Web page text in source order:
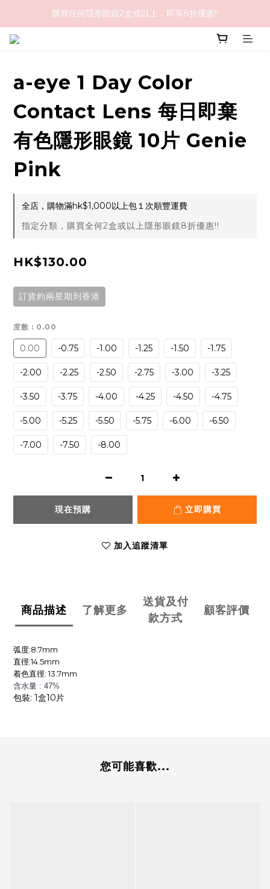
購物滿HK$1,000免順豐運費
購買任何隱形眼鏡2盒或以上，即享8折優惠!!
a-eye 1 Day Color
Contact Lens 每日即棄
有色隱形眼鏡 10片 Genie
Pink
全店，購物滿hk$1,000以上包１次順豐運費
指定分類，購買全何2盒或以上隱形眼鏡8折優惠!!
HK$130.00
訂貨約兩星期到香港
度數 : 0.00
0.00 -0.75 -1.00 -1.25 -1.50 -1.75
-2.00 -2.25 -2.50 -2.75 -3.00 -3.25
-3.50 -3.75 -4.00 -4.25 -4.50 -4.75
-5.00 -5.25 -5.50 -5.75 -6.00 -6.50
-7.00 -7.50 -8.00
現在預購 立即購買
加入追蹤清單
商品描述 了解更多
送貨及付
款方式
顧客評價
弧度:8.7mm
直徑:14.5mm
着色直徑: 13.7mm
含水量 : 47%
包裝: 1盒10片
您可能喜歡...